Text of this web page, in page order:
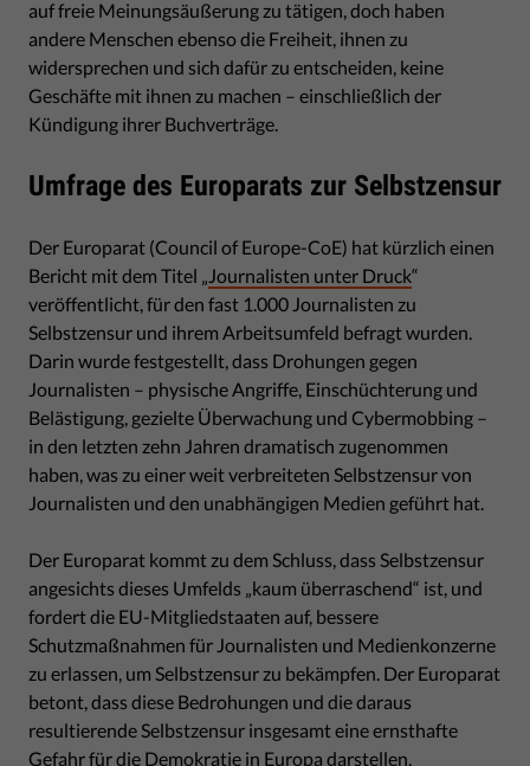
auf freie Meinungsäußerung zu tätigen, doch haben
andere Menschen ebenso die Freiheit, ihnen zu
widersprechen und sich dafür zu entscheiden, keine
Geschäfte mit ihnen zu machen – einschließlich der
Kündigung ihrer Buchverträge.
Umfrage des Europarats zur Selbstzensur
Der Europarat (Council of Europe-CoE) hat kürzlich einen
Bericht mit dem Titel „
Journalisten unter Druck“
veröffentlicht, für den fast 1.000 Journalisten zu
Selbstzensur und ihrem Arbeitsumfeld befragt wurden.
Darin wurde festgestellt, dass Drohungen gegen
Journalisten – physische Angriffe, Einschüchterung und
Belästigung, gezielte Überwachung und Cybermobbing –
in den letzten zehn Jahren dramatisch zugenommen
haben, was zu einer weit verbreiteten Selbstzensur von
Journalisten und den unabhängigen Medien geführt hat.
Der Europarat kommt zu dem Schluss, dass Selbstzensur
angesichts dieses Umfelds „kaum überraschend“ ist, und
fordert die EU-Mitgliedstaaten auf, bessere
Schutzmaßnahmen für Journalisten und Medienkonzerne
zu erlassen, um Selbstzensur zu bekämpfen. Der Europarat
betont, dass diese Bedrohungen und die daraus
resultierende Selbstzensur insgesamt eine ernsthafte
Gefahr für die Demokratie in Europa darstellen.